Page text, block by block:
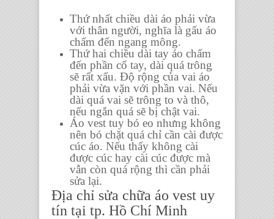
Thứ nhất chiều dài áo phải vừa
với thân người, nghĩa là gấu áo
chấm đến ngang mông.
Thứ hai chiều dài tay áo chấm
đến phần cổ tay, dài quá trông
sẽ rất xấu. Độ rộng của vai áo
phải vừa vặn với phần vai. Nếu
dài quá vai sẽ trông to và thô,
nếu ngắn quá sẽ bị chật vai.
Áo vest tuy bó eo nhưng không
nên bó chặt quá chỉ cần cài được
cúc áo. Nếu thấy không cài
được cúc hay cài cúc được mà
vẫn còn quá rộng thì cần phải
sửa lại.
Địa chỉ sửa chữa áo vest uy
tín tại tp. Hồ Chí Minh